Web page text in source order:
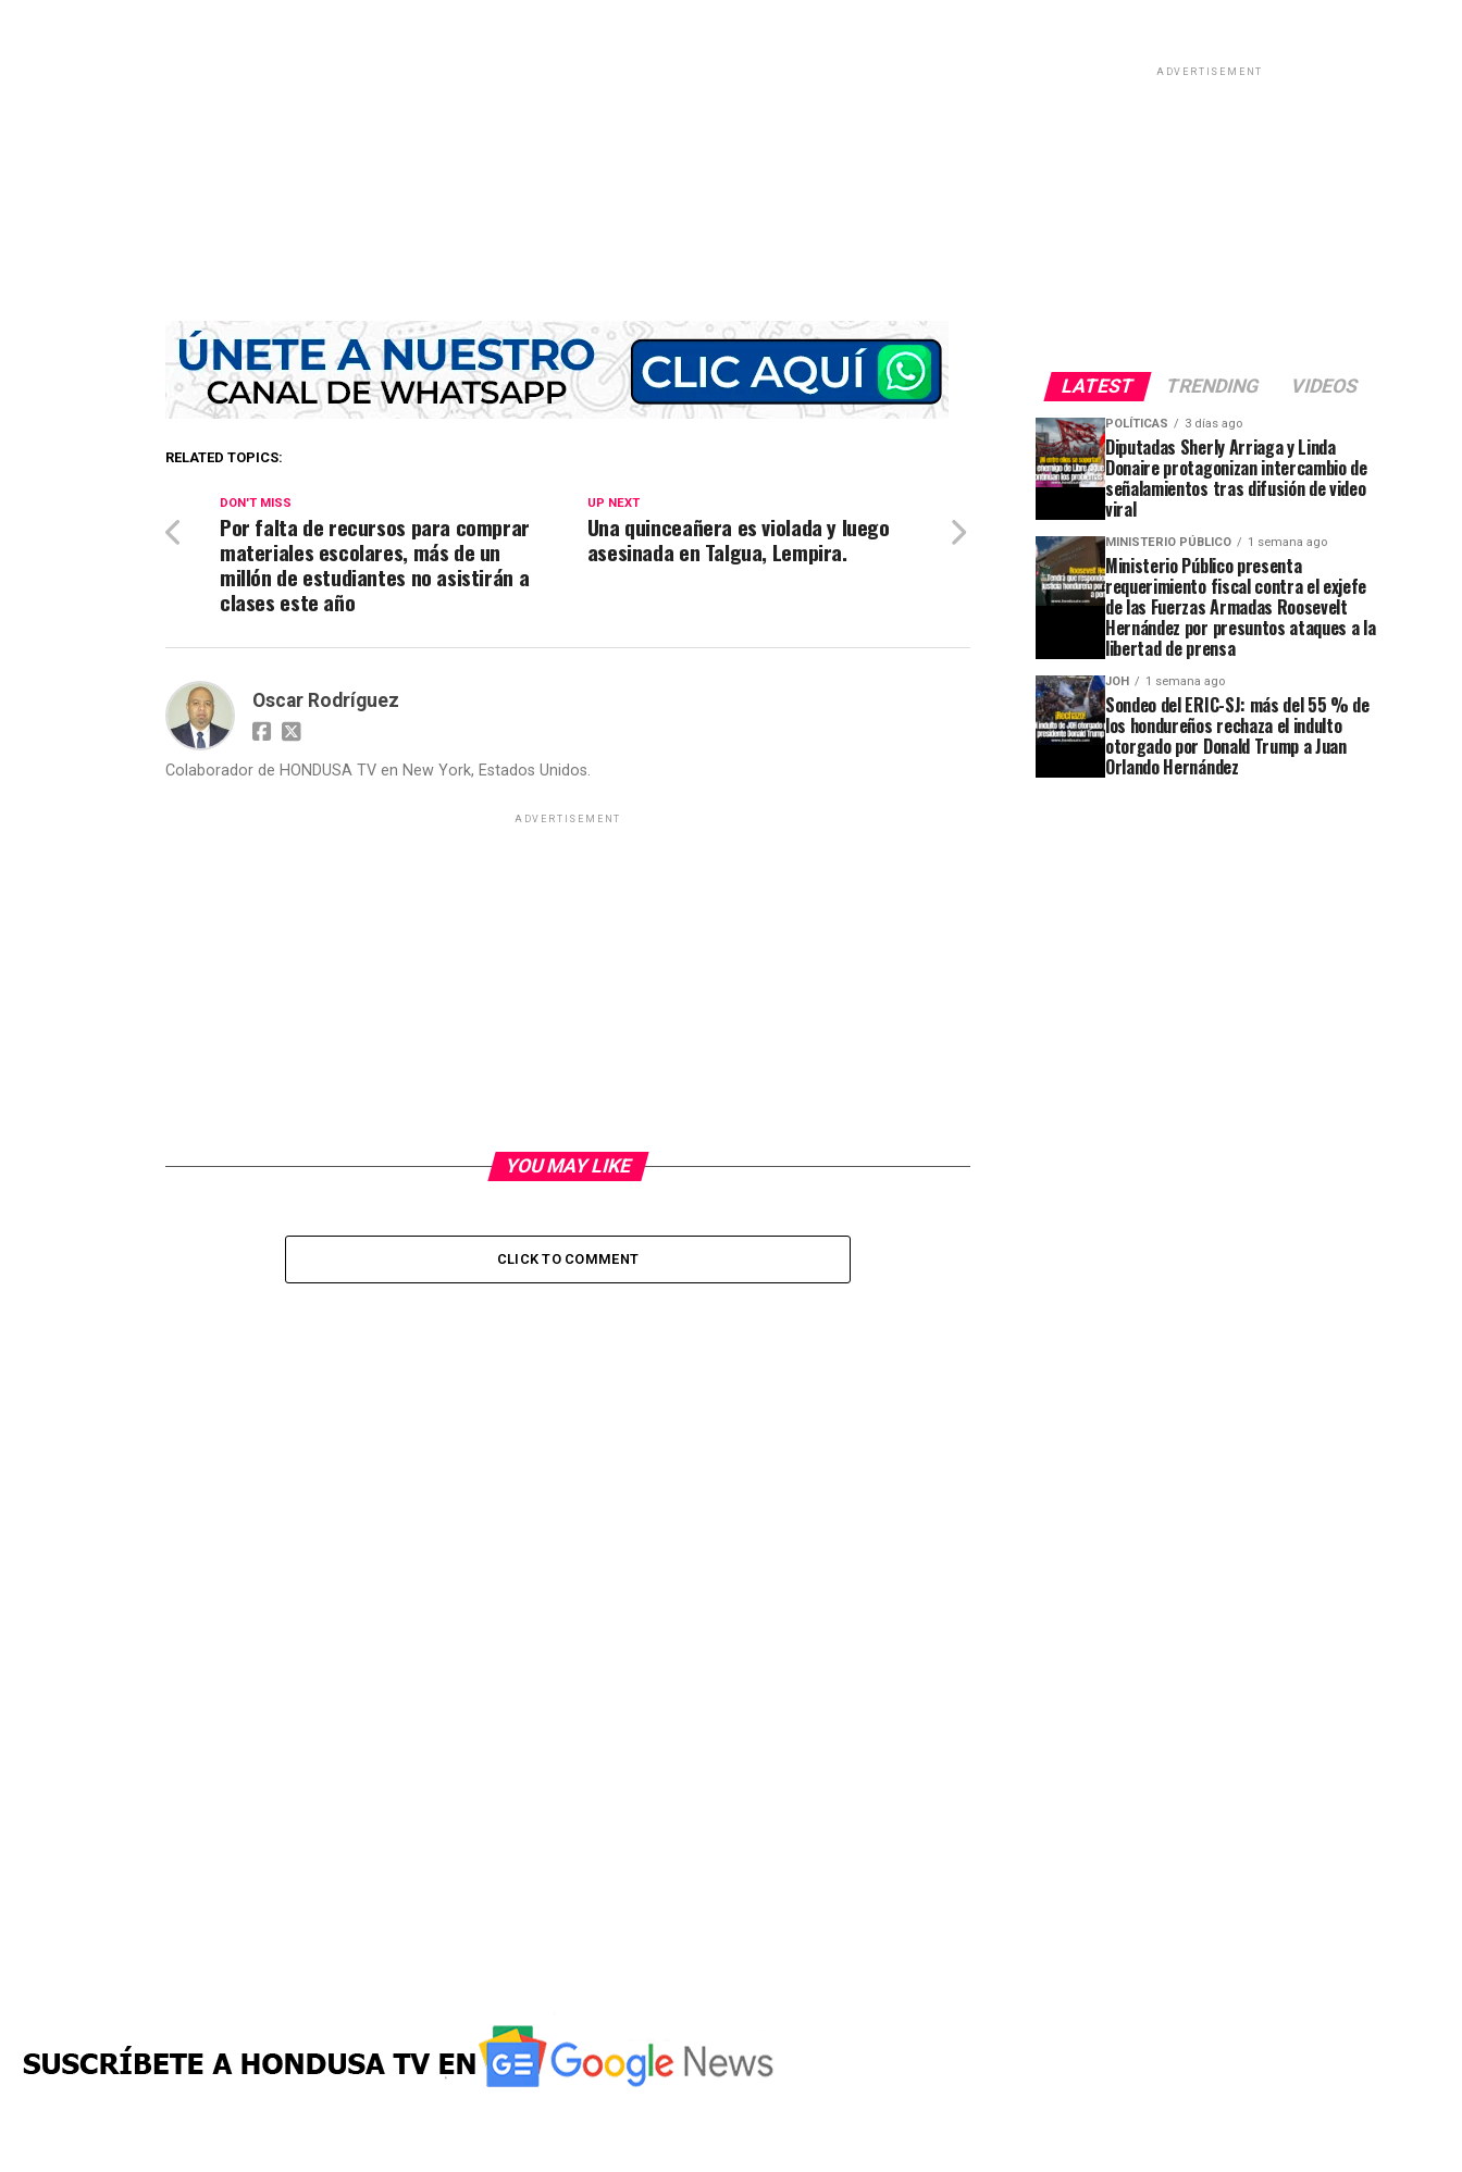
RELATED TOPICS:
UP NEXT
Una quinceañera es violada y luego
asesinada en Talgua, Lempira.
DON'T MISS
Por falta de recursos para comprar
materiales escolares, más de un
millón de estudiantes no asistirán a
clases este año
Oscar Rodríguez
Colaborador de HONDUSA TV en New York, Estados Unidos.
ADVERTISEMENT
YOU MAY LIKE
CLICK TO COMMENT
ADVERTISEMENT
LATEST TRENDING VIDEOS
POLÍTICAS 3 días ago
Diputadas Sherly Arriaga y Linda
Donaire protagonizan intercambio de
señalamientos tras difusión de video
viral
MINISTERIO PÚBLICO 1 semana ago
Ministerio Público presenta
requerimiento fiscal contra el exjefe
de las Fuerzas Armadas Roosevelt
Hernández por presuntos ataques a la
libertad de prensa
JOH 1 semana ago
Sondeo del ERIC-SJ: más del 55 % de
los hondureños rechaza el indulto
otorgado por Donald Trump a Juan
Orlando Hernández